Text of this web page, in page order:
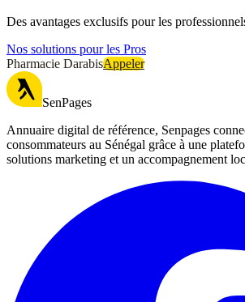
Des avantages exclusifs pour les
Nos solutions pour les Pros
Pharmacie DarabisAppeler
SenPages
Annuaire digital de référence, Senpages
consommateurs au Sénégal grâce à une
solutions marketing et un accompagnement